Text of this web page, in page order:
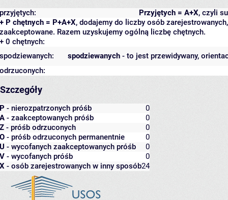
Przyjętych = A+X, czyli
przyjętych:
+ P chętnych = P+A+X, dodajemy do liczby osób
zaakceptowane. Razem uzyskujemy ogólną liczbę chętnych.
+ 0 chętnych:
spodziewanych - to jest przewidywany,
spodziewanych:
odrzuconych:
Szczegóły
P - nierozpatrzonych próśb
0
A - zaakceptowanych próśb
0
Z - próśb odrzuconych
0
O - próśb odrzuconych permanentnie
0
U - wycofanych zaakceptowanych próśb
0
V - wycofanych próśb
0
X - osób zarejestrowanych w inny sposób24